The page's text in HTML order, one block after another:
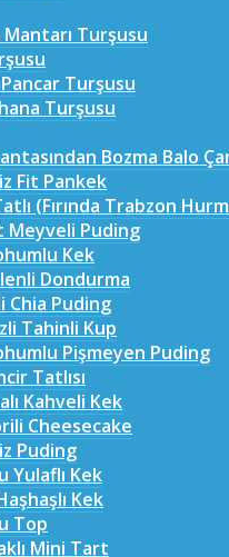
Mantarı Turşusu
Pancar Turşusu
Turşusu
Bozma Balo
Fit Pankek
(Fırında Trabzon
Meyveli Puding
Kek
Dondurma
Chia Puding
Tahinli Kup
Pişmeyen Puding
Tatlısı
Kahveli Kek
Cheesecake
Puding
Yulaflı Kek
Kek
Top
Mini Tart